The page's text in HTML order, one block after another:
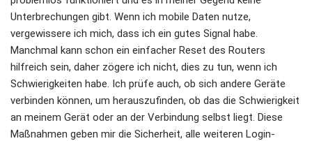
Unterbrechungen gibt. Wenn ich mobile Daten nutze,
vergewissere ich mich, dass ich ein gutes Signal habe.
Manchmal kann schon ein einfacher Reset des Routers
hilfreich sein, daher zögere ich nicht, dies zu tun, wenn ich
Schwierigkeiten habe. Ich prüfe auch, ob sich andere Geräte
verbinden können, um herauszufinden, ob das die Schwierigkeit
an meinem Gerät oder an der Verbindung selbst liegt. Diese
Maßnahmen geben mir die Sicherheit, alle weiteren Login-